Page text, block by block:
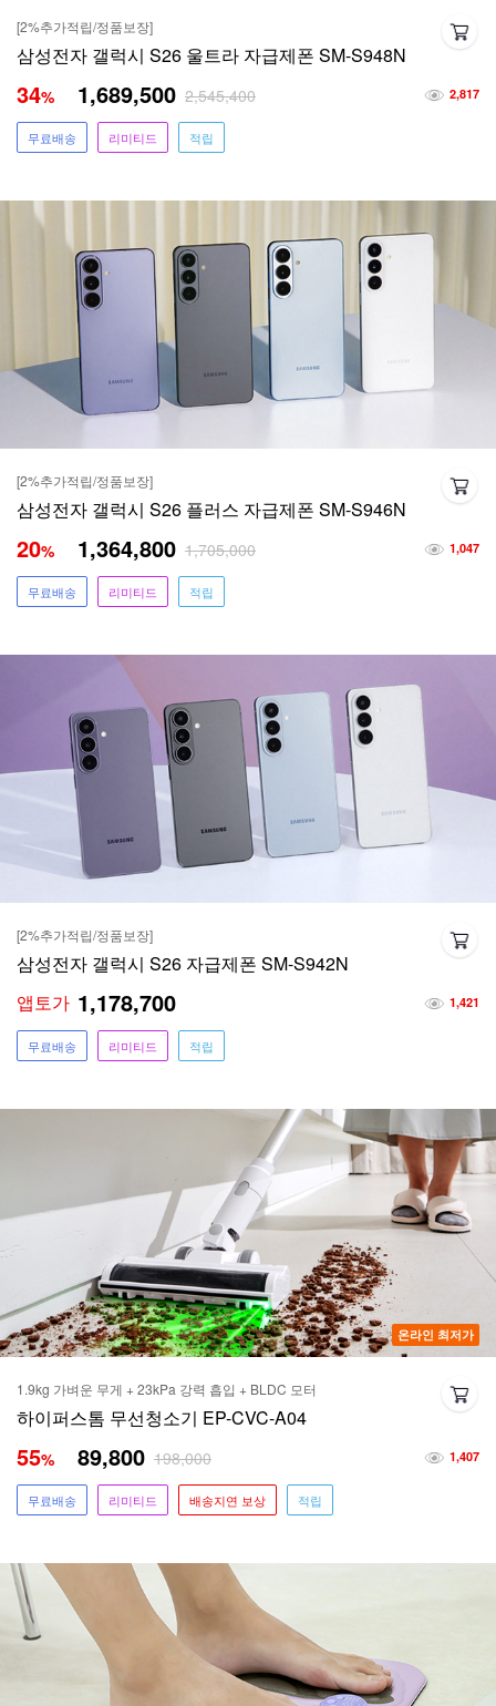
[2%추가적립/정품보장]
삼성전자 갤럭시 S26 울트라 자급제폰 SM-S948N
2,817
34% 1,689,500 2,545,400
무료배송 리미티드 적립
[2%추가적립/정품보장]
삼성전자 갤럭시 S26 플러스 자급제폰 SM-S946N
1,047
20% 1,364,800 1,705,000
무료배송 리미티드 적립
[2%추가적립/정품보장]
삼성전자 갤럭시 S26 자급제폰 SM-S942N
1,421
앱토가 1,178,700
무료배송 리미티드 적립
온라인 최저가
1.9kg 가벼운 무게 + 23kPa 강력 흡입 + BLDC 모터
하이퍼스톰 무선청소기 EP-CVC-A04
1,407
55% 89,800 198,000
무료배송 리미티드 배송지연 보상 적립